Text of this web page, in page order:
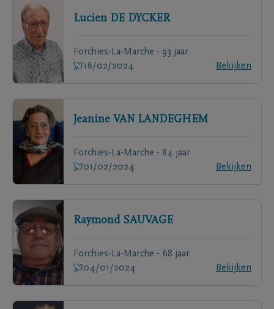
Lucien DE DYCKER
Forchies-La-Marche - 93 jaar
16/02/2024
Bekijken
Jeanine VAN LANDEGHEM
Forchies-La-Marche - 84 jaar
01/02/2024
Bekijken
Raymond SAUVAGE
Forchies-La-Marche - 68 jaar
04/01/2024
Bekijken